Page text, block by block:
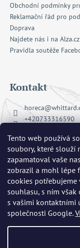
Tento web používá
soubory, které slouží
zapamatoval vaše
zobrazil a mohl lépe
cookies potřebujeme
souhlasu, s ním však
s vašimi kontaktními
společnosti Google.
Obchodní podmínky
Reklamační řád pro
Doprava
Najdete nás i na Alza.cz
Pravidla soutěže
Kontakt
horeca@
+420733316590
whittard_cz
Přijímáme